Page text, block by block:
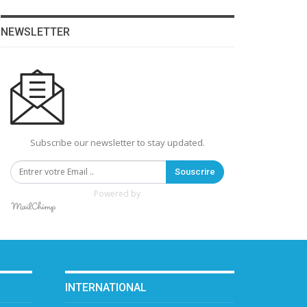
NEWSLETTER
Subscribe our newsletter to stay updated.
Souscrire
Powered by
INTERNATIONAL